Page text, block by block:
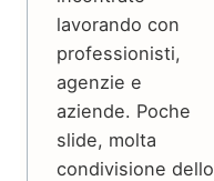
lavorando con
professionisti,
agenzie e
aziende. Poche
slide, molta
condivisione dello